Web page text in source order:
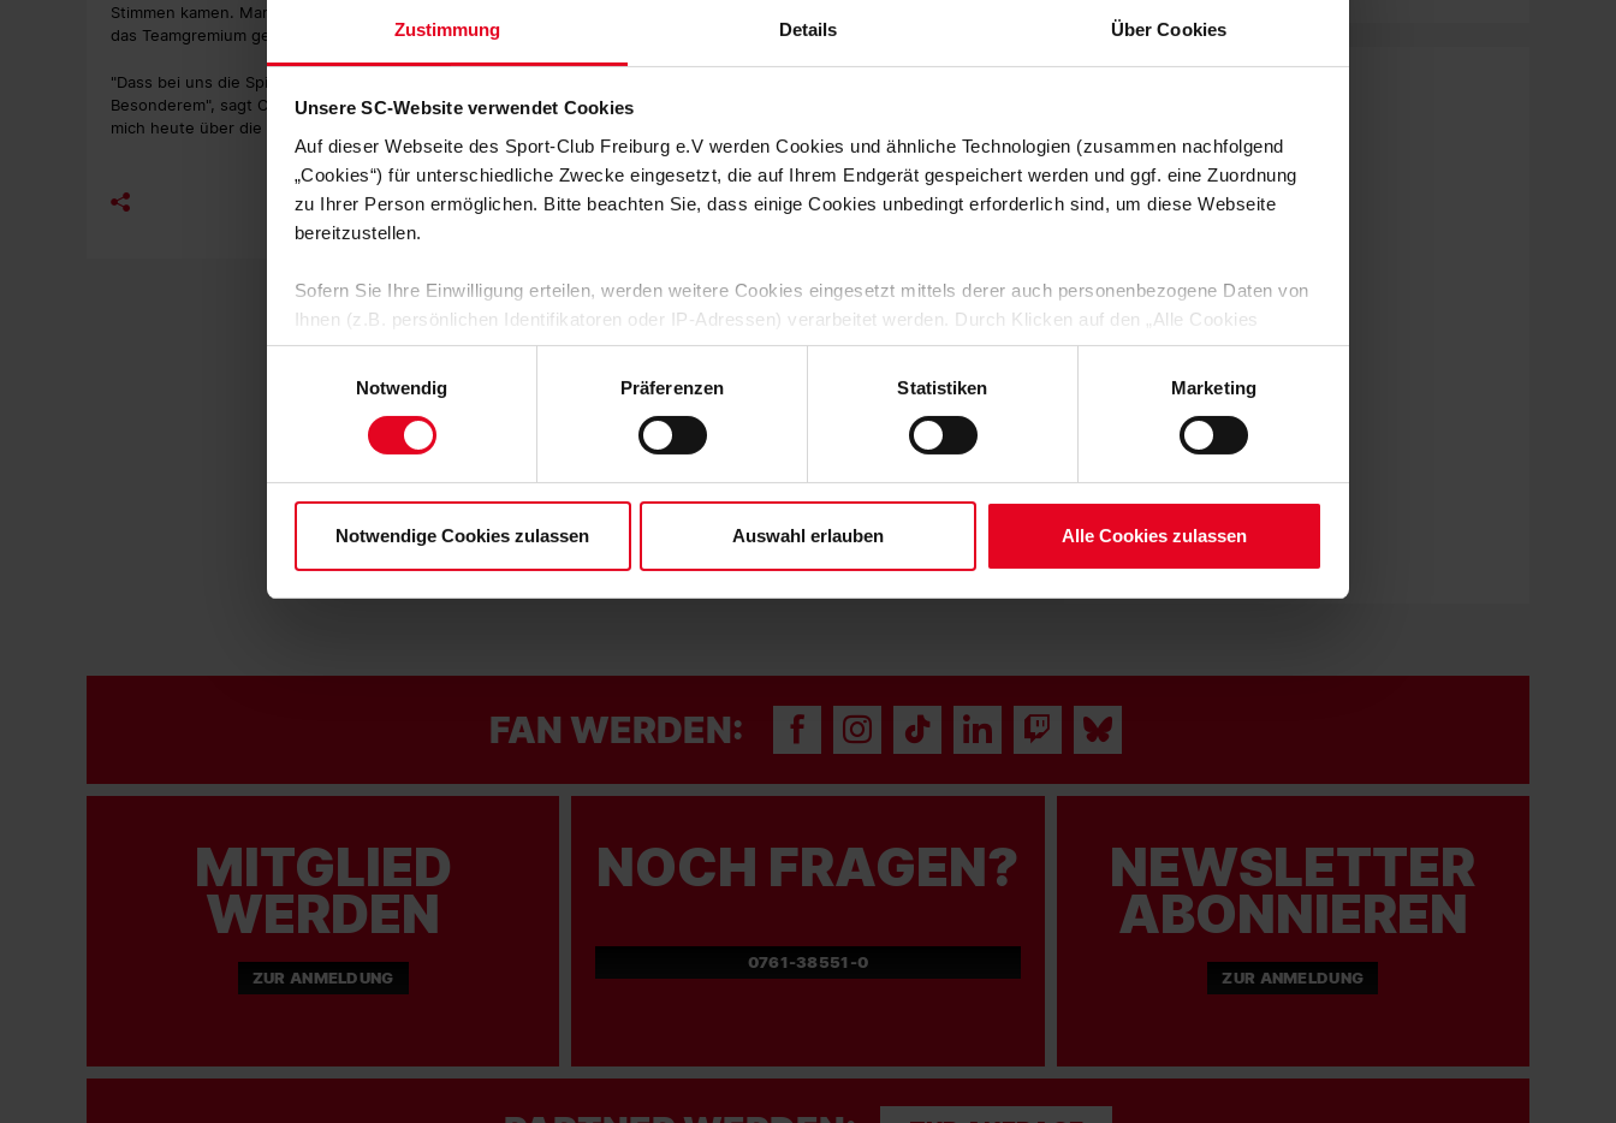
Zustimmung Details Über Cookies
Unsere SC-Website verwendet Cookies
Auf dieser Webseite des Sport-Club Freiburg e.V werden Cookies und ähnliche Technologien (zusammen nachfolgend
„Cookies“) für unterschiedliche Zwecke eingesetzt, die auf Ihrem Endgerät gespeichert werden und ggf. eine Zuordnung
zu Ihrer Person ermöglichen. Bitte beachten Sie, dass einige Cookies unbedingt erforderlich sind, um diese Webseite
bereitzustellen.
Sofern Sie Ihre Einwilligung erteilen, werden weitere Cookies eingesetzt mittels derer auch personenbezogene Daten von
Ihnen (z.B. persönlichen Identifikatoren oder IP-Adressen) verarbeitet werden. Durch Klicken auf den „Alle Cookies
zulassen“-Button stimmen Sie der Speicherung aller aufgeführten Cookies und der entsprechenden Verarbeitung Ihrer
personenbezogenen Daten für die unten jeweils angegebene Zwecke gem. § 25 Abs. 1 TDDDG, Art. 6 Abs. 1 lit. a DSGVO
Soweit Sie „Notwendige Cookies“ auswählen, werden nur unbedingt erforderliche Cookies eingesetzt. Ihre etwaig erteilten
Notwendig
Präferenzen Statistiken Marketing
Notwendige Cookies zulassen Auswahl erlauben Alle Cookies zulassen
Stimmen kamen. Mark Flekken komplettiert den Mannschaftsrat. Mit Schmid und Flekken wurden zwei Spieler neu in
das Teamgremium gewählt.
"Dass bei uns die Spielführer von den Kollegen gewählt und nicht bestimmt werden, macht das Amt zu etwas
Besonderem", sagt Christian Günter. "Ich habe mich schon im vergangenen Jahr sehr über die Wahl gefreut und freue
mich heute über die Bestätigung des Teams, dass ich nicht alles falsch gemacht habe in der letzten Saison."
FAN WERDEN:
MITGLIED
WERDEN
ZUR ANMELDUNG
NOCH FRAGEN?
0761-38551-0
NEWSLETTER
ABONNIEREN
ZUR ANMELDUNG